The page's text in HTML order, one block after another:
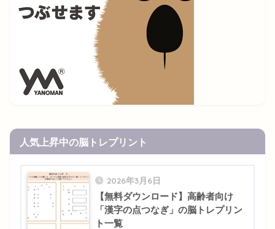
人気上昇中の脳トレプリント
2026年3月6日
【無料ダウンロード】高齢者向け
「漢字の点つなぎ」の脳トレプリン
ト一覧